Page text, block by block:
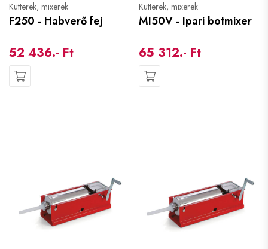
Kutterek, mixerek
F250 - Habverő fej
52 436.- Ft
Kutterek, mixerek
MI50V - Ipari botmixer
65 312.- Ft